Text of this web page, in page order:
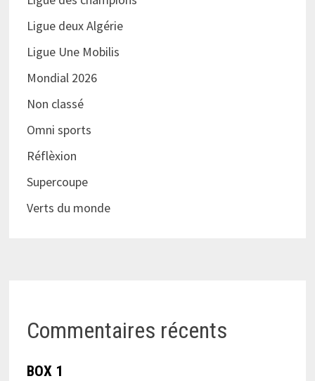
Ligue deux Algérie
Ligue Une Mobilis
Mondial 2026
Non classé
Omni sports
Réflèxion
Supercoupe
Verts du monde
Commentaires récents
BOX 1